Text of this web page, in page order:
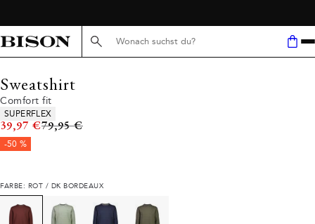
Suche hier...
Sweatshirt
Comfort fit
Produkteigenschaften
SUPERFLEX
39,97 €Ursprünglicher Preis
79,95 €
-50 %
FARBE: ROT / DK BORDEAUX